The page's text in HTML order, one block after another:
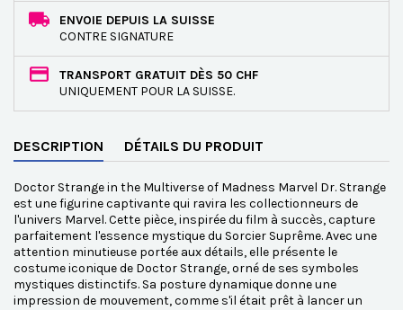
ENVOIE DEPUIS LA SUISSE
CONTRE SIGNATURE
TRANSPORT GRATUIT DÈS 50 CHF
UNIQUEMENT POUR LA SUISSE.
DESCRIPTION DÉTAILS DU PRODUIT
Doctor Strange in the Multiverse of Madness Marvel Dr. Strange
est une figurine captivante qui ravira les collectionneurs de
l'univers Marvel. Cette pièce, inspirée du film à succès, capture
parfaitement l'essence mystique du Sorcier Suprême. Avec une
attention minutieuse portée aux détails, elle présente le
costume iconique de Doctor Strange, orné de ses symboles
mystiques distinctifs. Sa posture dynamique donne une
impression de mouvement, comme s'il était prêt à lancer un